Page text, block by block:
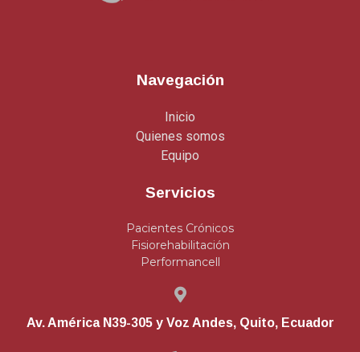
Navegación
Inicio
Quienes somos
Equipo
Servicios
Pacientes Crónicos
Fisiorehabilitación
Performancell
Av. América N39-305 y Voz Andes, Quito, Ecuador